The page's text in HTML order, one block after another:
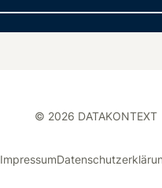
© 2026 DATAKONTEXT
Impressum